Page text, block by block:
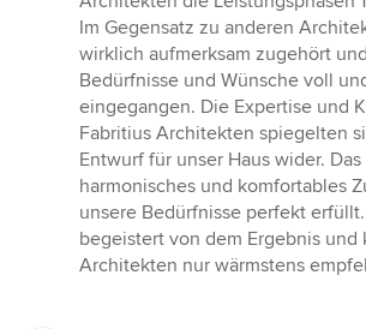
von
5
Sternen
Im Gegensatz zu anderen
wirklich aufmerksam zugehört
Bedürfnisse und Wünsche voll
eingegangen. Die Expertise und
Fabritius Architekten spiegelten
Entwurf für unser Haus wider.
harmonisches und komfortables
unsere Bedürfnisse perfekt
begeistert von dem Ergebnis und
Architekten nur wärmstens